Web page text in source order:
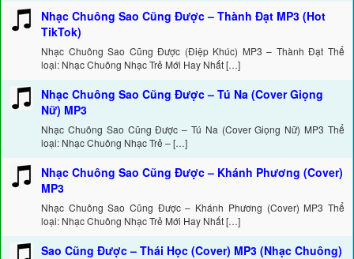
Nhạc Chuông Sao Cũng Được – Thành Đạt MP3 (Hot
TikTok)
Nhạc Chuông Sao Cũng Được (Điệp Khúc) MP3 – Thành Đạt Thể
loại: Nhạc Chuông Nhạc Trẻ Mới Hay Nhất […]
Nhạc Chuông Sao Cũng Được – Tú Na (Cover Giọng
Nữ) MP3
Nhạc Chuông Sao Cũng Được – Tú Na (Cover Giọng Nữ) MP3 Thể
loại: Nhạc Chuông Nhạc Trẻ – […]
Nhạc Chuông Sao Cũng Được – Khánh Phương (Cover)
MP3
Nhạc Chuông Sao Cũng Được – Khánh Phương (Cover) MP3 Thể
loại: Nhạc Chuông Nhạc Trẻ Mới Hay Nhất […]
Sao Cũng Được – Thái Học (Cover) MP3 (Nhạc Chuông)